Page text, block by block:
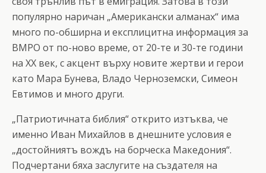
популярно наричан „Американски алманах“ има
много по-обширна и експлицитна информация за
ВМРО от по-ново време, от 20-те и 30-те години
на ХХ век, с акцент върху новите жертви и герои
като Мара Бунева, Владо Черноземски, Симеон
Евтимов и много други.
„Патриотичната библия“ открито изтъква, че
именно Иван Михайлов в днешните условия е
„достойниятъ вождъ на борческа Македония“.
Подчертани бяха заслугите на създателя на